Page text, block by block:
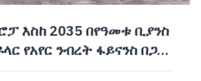
እስከ 2035 በየዓመቱ ቢያንስ
የአየር ንብረት ፋይናንስ በጋራ